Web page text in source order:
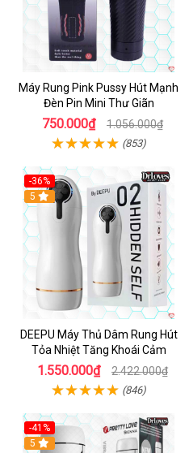
Máy Rung Pink Pussy Hút Mạnh
Đèn Pin Mini Thư Giãn
750.000₫ 1.056.000₫
(853)
-36%
Hot
5
DEEPU Máy Thủ Dâm Rung Hút
Tỏa Nhiệt Tăng Khoái Cảm
1.550.000₫ 2.422.000₫
(846)
-41%
Hot
5